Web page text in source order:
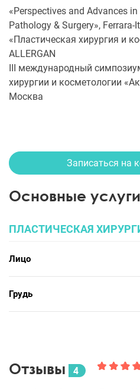
«Perspectives and Advances
Pathology & Surgery», Ferrara-
«Пластическая хирургия и
ALLERGAN
III международный
хирургии и косметологии
Москва
Записаться на
Основные
ПЛАСТИЧЕСКАЯ
Лицо
Грудь
Отзывы 4